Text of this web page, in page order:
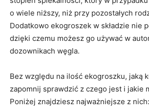
o wiele niższy, niż przy pozostałych
Dodatkowo ekogroszek w składzie nie
dzięki czemu możesz go używać w
dozownikach węgla.
Bez względu na ilość ekogroszku, jaką
zapomnij sprawdzić z czego jest i jakie
Poniżej znajdziesz najważniejsze z nich: